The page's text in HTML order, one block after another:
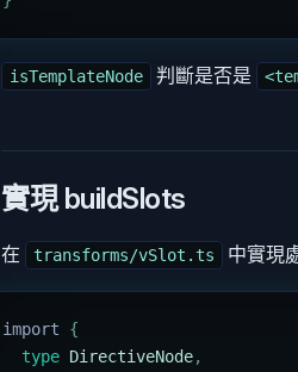
isTemplateNode 判斷是否是
實現 buildSlots
在 transforms/vSlot.ts 中實現
import {
  type
DirectiveNode,